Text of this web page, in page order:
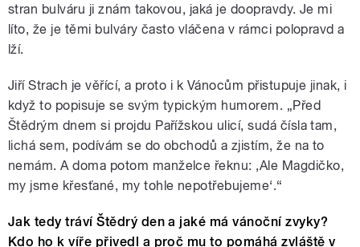
stran bulváru ji znám takovou, jaká je doopravdy. Je mi
líto, že je těmi bulváry často vláčena v rámci polopravd a
lží.
Jiří Strach je věřící, a proto i k Vánocům přistupuje jinak, i
když to popisuje se svým typickým humorem. „Před
Štědrým dnem si projdu Pařížskou ulicí, sudá čísla tam,
lichá sem, podívám se do obchodů a zjistím, že na to
nemám. A doma potom manželce řeknu: ‚Ale Magdičko,
my jsme křesťané, my tohle nepotřebujeme‘.“
Jak tedy tráví Štědrý den a jaké má vánoční zvyky?
Kdo ho k víře přivedl a proč mu to pomáhá zvláště v